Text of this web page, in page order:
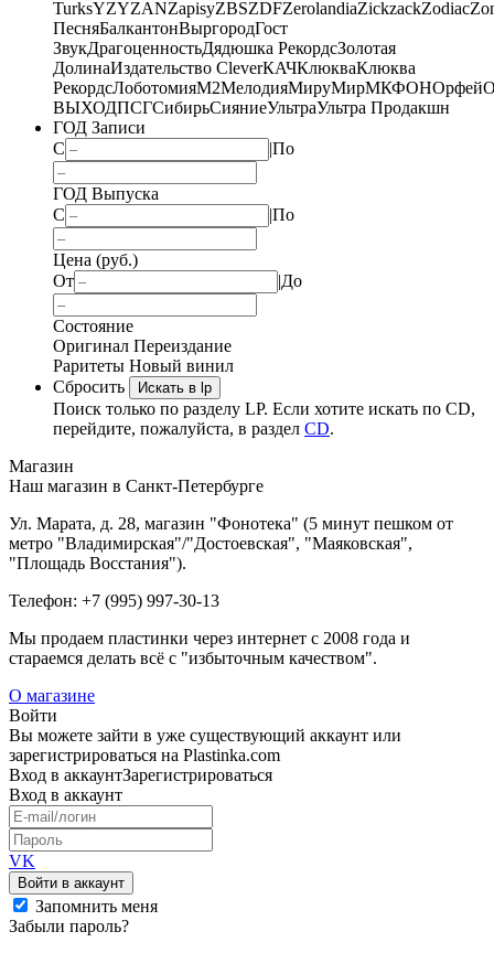
TurksYZYZANZapisyZBSZDFZerolandiaZickzackZodiac
ПесняБалкантонВыргородГост
ЗвукДрагоценностьДядюшка РекордсЗолотая
ДолинаИздательство CleverКАЧКлюкваКлюква
РекордсЛоботомияМ2МелодияМируМирМКФОНОрфей
ВЫХОДПСГСибирьСияниеУльтраУльтра Продакшн
ГОД Записи
С
|По
ГОД Выпуска
С
|По
Цена (руб.)
От
|До
Состояние
Оригинал Переиздание
Раритеты Новый винил
Сбросить
Искать в lp
Поиск только по разделу LP. Если хотите искать по CD,
перейдите, пожалуйста, в раздел CD.
Магазин
Наш магазин в Санкт-Петербурге
Ул. Марата, д. 28, магазин "Фонотека" (5 минут пешком от
метро "Владимирская"/"Достоевская", "Маяковская",
"Площадь Восстания").
Телефон: +7 (995) 997-30-13
Мы продаем пластинки через интернет c 2008 года и
стараемся делать всё с "избыточным качеством".
О магазине
Войти
Вы можете зайти в уже существующий аккаунт или
зарегистрироваться на Plastinka.com
Вход в аккаунтЗарегистрироваться
Вход в аккаунт
VK
Войти в аккаунт
Запомнить меня
Забыли пароль?